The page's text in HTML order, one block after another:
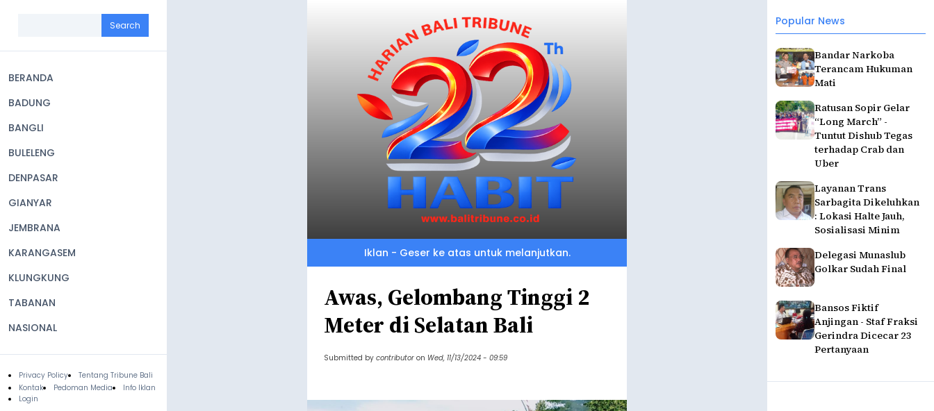
navigation
BERANDA
BADUNG
BANGLI
BULELENG
DENPASAR
GIANYAR
JEMBRANA
KARANGASEM
KLUNGKUNG
TABANAN
NASIONAL
Footer
Privacy Policy
Tentang Tribune Bali
Kontak
Pedoman Media
Info Iklan
Login
Popular News
Bandar Narkoba
Terancam Hukuman
Mati
Ratusan Sopir Gelar
“Long March” -
Tuntut Dishub Tegas
terhadap Crab dan
Uber
Layanan Trans
Sarbagita Dikeluhkan
: Lokasi Halte Jauh,
Sosialisasi Minim
Delegasi Munaslub
Golkar Sudah Final
Bansos Fiktif
Anjingan - Staf Fraksi
Gerindra Dicecar 23
Pertanyaan
Iklan - Geser ke atas untuk melanjutkan.
Awas, Gelombang Tinggi 2
Meter di Selatan Bali
Submitted by contributor on Wed, 11/13/2024 - 09:59